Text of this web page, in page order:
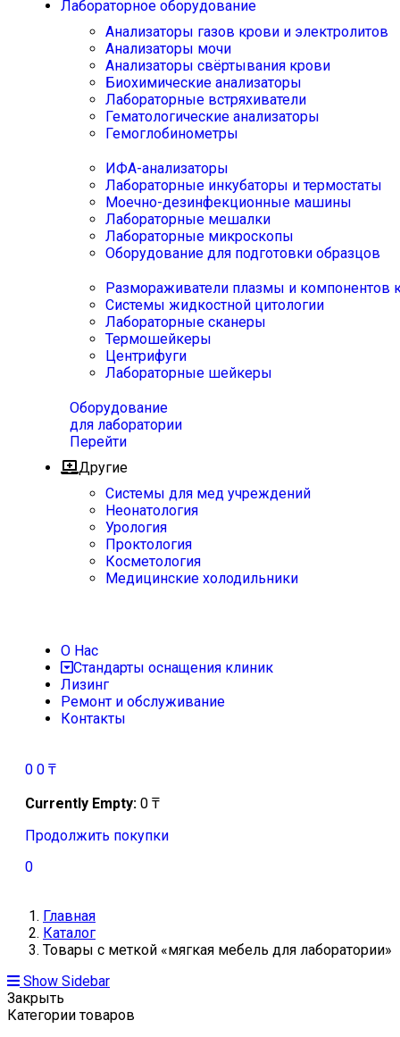
Лабораторное оборудование
Анализаторы газов крови и электролитов
Анализаторы мочи
Анализаторы свёртывания крови
Биохимические анализаторы
Лабораторные встряхиватели
Гематологические анализаторы
Гемоглобинометры
ИФА-анализаторы
Лабораторные инкубаторы и термостаты
Моечно-дезинфекционные машины
Лабораторные мешалки
Лабораторные микроскопы
Оборудование для подготовки образцов
Размораживатели плазмы и компонентов
Системы жидкостной цитологии
Лабораторные сканеры
Термошейкеры
Центрифуги
Лабораторные шейкеры
Оборудование
для лаборатории
Перейти
Другие
Системы для мед учреждений
Неонатология
Урология
Проктология
Косметология
Медицинские холодильники
О Нас
Стандарты оснащения клиник
Лизинг
Ремонт и обслуживание
Контакты
0 0 ₸
Currently Empty: 0 ₸
Продолжить покупки
0
Главная
Каталог
Товары с меткой «мягкая мебель для лаборатории»
Show Sidebar
Закрыть
Категории товаров